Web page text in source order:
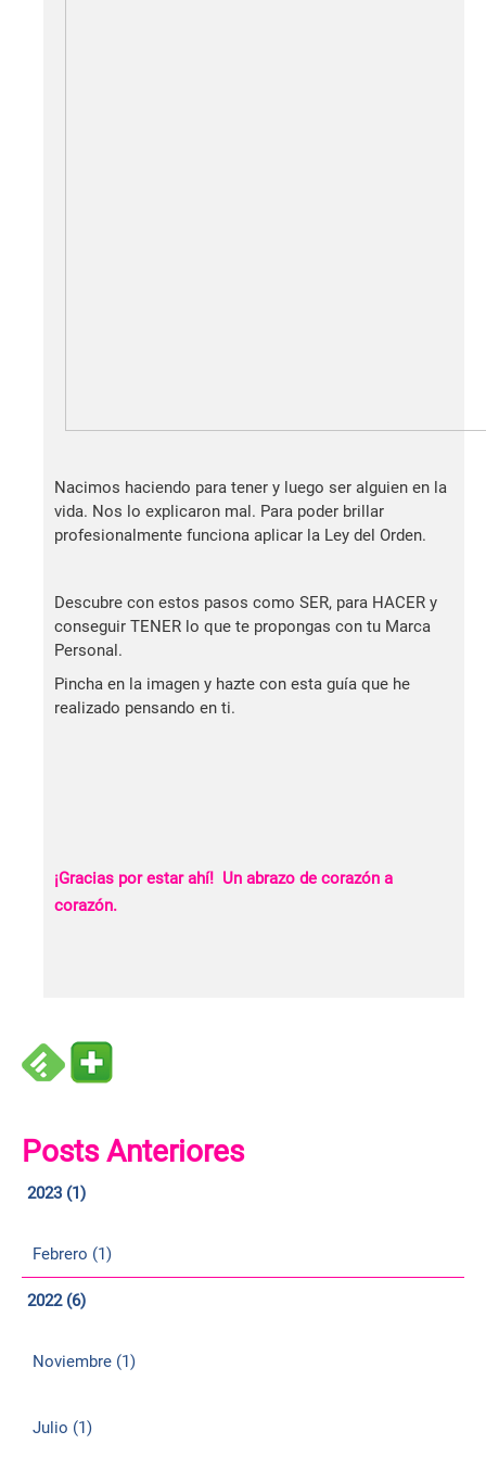
Nacimos haciendo para tener y luego ser alguien en la
vida. Nos lo explicaron mal. Para poder brillar
profesionalmente funciona aplicar la Ley del Orden.
Descubre con estos pasos como SER, para HACER y
conseguir TENER lo que te propongas con tu Marca
Personal.
Pincha en la imagen y hazte con esta guía que he
realizado pensando en ti.
¡Gracias por estar ahí! Un abrazo de corazón a
corazón.
Posts Anteriores
2023 (1)
Febrero (1)
2022 (6)
Noviembre (1)
Julio (1)